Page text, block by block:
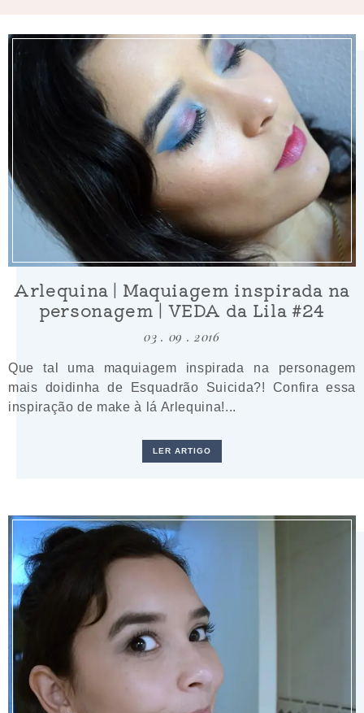
Arlequina | Maquiagem inspirada na
personagem | VEDA da Lila #24
03 . 09 . 2016
Que tal uma maquiagem inspirada na personagem
mais doidinha de Esquadrão Suicida?! Confira essa
inspiração de make à lá Arlequina!...
LER ARTIGO